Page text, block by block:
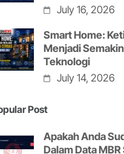
July 16, 2026
Smart Home:
Menjadi
Teknologi
July 14, 2026
Post
Apakah Anda
Dalam Data